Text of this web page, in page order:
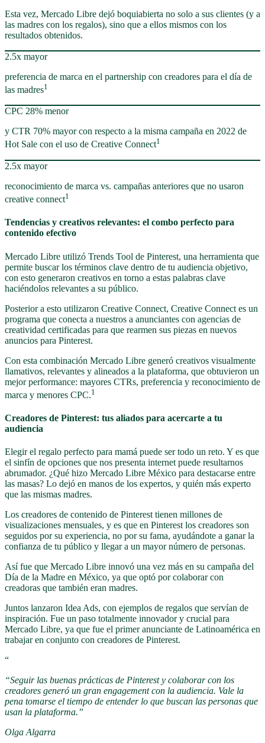
Esta vez, Mercado Libre dejó boquiabierta no solo a sus clientes (y a
las madres con los regalos), sino que a ellos mismos con los
resultados obtenidos.
2.5x mayor
preferencia de marca en el partnership con creadores para el día de
las madres1
CPC 28% menor
y CTR 70% mayor con respecto a la misma campaña en 2022 de
Hot Sale con el uso de Creative Connect1
2.5x mayor
reconocimiento de marca vs. campañas anteriores que no usaron
creative connect1
Tendencias y creativos relevantes: el combo perfecto para
contenido efectivo
Mercado Libre utilizó Trends Tool de Pinterest, una herramienta que
permite buscar los términos clave dentro de tu audiencia objetivo,
con esto generaron creativos en torno a estas palabras clave
haciéndolos relevantes a su público.
Posterior a esto utilizaron Creative Connect, Creative Connect es un
programa que conecta a nuestros a anunciantes con agencias de
creatividad certificadas para que rearmen sus piezas en nuevos
anuncios para Pinterest.
Con esta combinación Mercado Libre generó creativos visualmente
llamativos, relevantes y alineados a la plataforma, que obtuvieron un
mejor performance: mayores CTRs, preferencia y reconocimiento de
marca y menores CPC.1
Creadores de Pinterest: tus aliados para acercarte a tu
audiencia
Elegir el regalo perfecto para mamá puede ser todo un reto. Y es que
el sinfín de opciones que nos presenta internet puede resultarnos
abrumador. ¿Qué hizo Mercado Libre México para destacarse entre
las masas? Lo dejó en manos de los expertos, y quién más experto
que las mismas madres.
Los creadores de contenido de Pinterest tienen millones de
visualizaciones mensuales, y es que en Pinterest los creadores son
seguidos por su experiencia, no por su fama, ayudándote a ganar la
confianza de tu público y llegar a un mayor número de personas.
Así fue que Mercado Libre innovó una vez más en su campaña del
Día de la Madre en México, ya que optó por colaborar con
creadoras que también eran madres.
Juntos lanzaron Idea Ads, con ejemplos de regalos que servían de
inspiración. Fue un paso totalmente innovador y crucial para
Mercado Libre, ya que fue el primer anunciante de Latinoamérica en
trabajar en conjunto con creadores de Pinterest.
“
“Seguir las buenas prácticas de Pinterest y colaborar con los
creadores generó un gran engagement con la audiencia. Vale la
pena tomarse el tiempo de entender lo que buscan las personas que
usan la plataforma.”
Olga Algarra